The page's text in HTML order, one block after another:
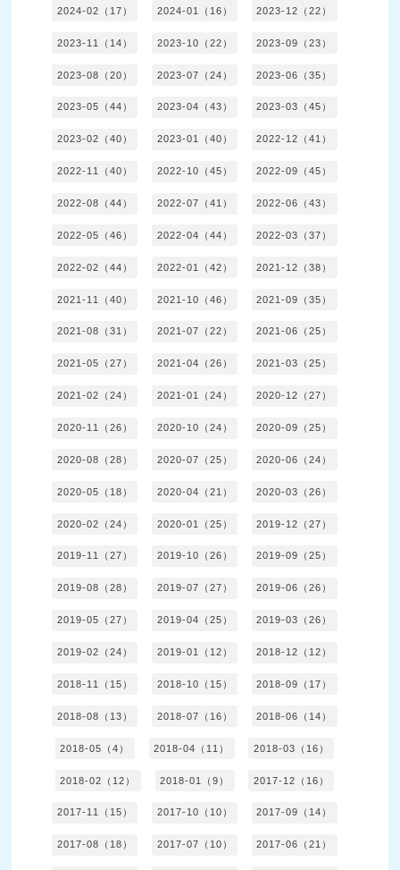
2024-02（17） 2024-01（16） 2023-12（22）
2023-11（14） 2023-10（22） 2023-09（23）
2023-08（20） 2023-07（24） 2023-06（35）
2023-05（44） 2023-04（43） 2023-03（45）
2023-02（40） 2023-01（40） 2022-12（41）
2022-11（40） 2022-10（45） 2022-09（45）
2022-08（44） 2022-07（41） 2022-06（43）
2022-05（46） 2022-04（44） 2022-03（37）
2022-02（44） 2022-01（42） 2021-12（38）
2021-11（40） 2021-10（46） 2021-09（35）
2021-08（31） 2021-07（22） 2021-06（25）
2021-05（27） 2021-04（26） 2021-03（25）
2021-02（24） 2021-01（24） 2020-12（27）
2020-11（26） 2020-10（24） 2020-09（25）
2020-08（28） 2020-07（25） 2020-06（24）
2020-05（18） 2020-04（21） 2020-03（26）
2020-02（24） 2020-01（25） 2019-12（27）
2019-11（27） 2019-10（26） 2019-09（25）
2019-08（28） 2019-07（27） 2019-06（26）
2019-05（27） 2019-04（25） 2019-03（26）
2019-02（24） 2019-01（12） 2018-12（12）
2018-11（15） 2018-10（15） 2018-09（17）
2018-08（13） 2018-07（16） 2018-06（14）
2018-05（4） 2018-04（11） 2018-03（16）
2018-02（12） 2018-01（9） 2017-12（16）
2017-11（15） 2017-10（10） 2017-09（14）
2017-08（18） 2017-07（10） 2017-06（21）